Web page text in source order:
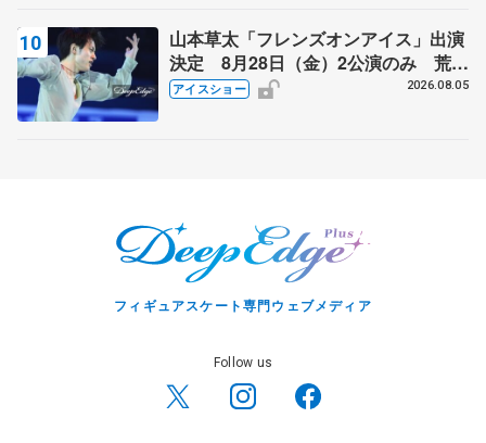
山本草太「フレンズオンアイス」出演
決定 8月28日（金）2公演のみ 荒川
静香さんプロデュース、20周年のアイ
アイスショー 2026.08.05
フィギュアスケート専門ウェブメディア
Follow us